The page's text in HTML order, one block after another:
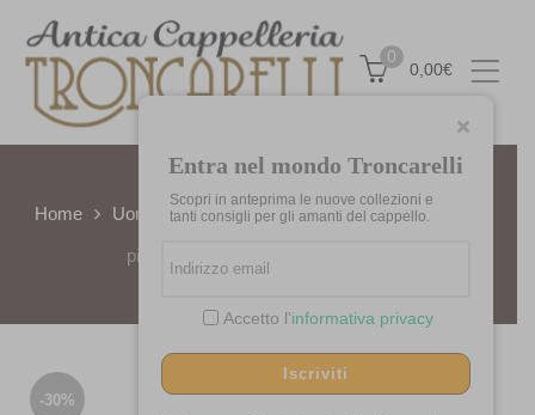
Entra nel mondo Troncarelli
Scopri in anteprima le nuove collezioni e
tanti consigli per gli amanti del cappello.
Accetto l'informativa privacy
Iscriviti
0
0,00€
Home Uomo/Donna Autunno/Inverno Coppola a
piatto largo 8 spicchi by City Sport
-30%